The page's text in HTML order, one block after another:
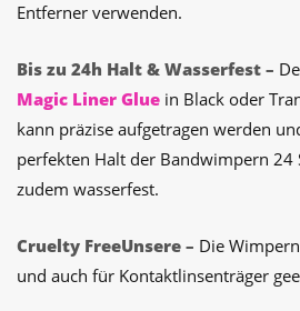
Entferner verwenden.
Bis zu 24h Halt & Wasserfest –
Magic Liner Glue in Black oder
kann präzise aufgetragen werden
perfekten Halt der Bandwimpern 24
zudem wasserfest.
Cruelty FreeUnsere – Die
und auch für Kontaktlinsenträger